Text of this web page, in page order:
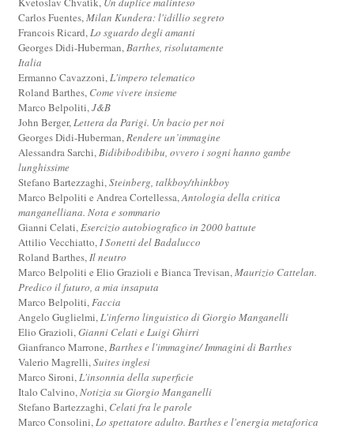
Carlos Fuentes,Milan Kundera: l'idillio segreto
Francois Ricard,Lo sguardo degli amanti
Georges Didi-Huberman,Barthes, risolutamente
Italia
Ermanno Cavazzoni,L'impero telematico
Roland Barthes, Come vivere insieme
Marco Belpoliti,J&B
John Berger,Lettera da Parigi. Un bacio per noi
Georges Didi-Huberman,Rendere un’immagine
Alessandra Sarchi,Bidibibodibibu, ovvero i sogni hanno gambe
lunghissime
Stefano Bartezzaghi,Steinberg, talkboy/thinkboy
Marco Belpoliti e Andrea Cortellessa,Antologia della critica
manganelliana. Nota e sommario
Gianni Celati,Esercizio autobiografico in 2000 battute
Attilio Vecchiatto,I Sonetti del Badalucco
Roland Barthes,Il neutro
Marco Belpoliti e Elio Grazioli e Bianca Trevisan,Maurizio Cattelan.
Predico il futuro, a mia insaputa
Marco Belpoliti,Faccia
Angelo Guglielmi,L'inferno linguistico di Giorgio Manganelli
Elio Grazioli,Gianni Celati e Luigi Ghirri
Gianfranco Marrone,Barthes e l'immagine/ Immagini di Barthes
Valerio Magrelli,Suites inglesi
Marco Sironi,L'insonnia della superficie
Italo Calvino,Notizia su Giorgio Manganelli
Stefano Bartezzaghi, Celati fra le parole
Marco Consolini,Lo spettatore adulto. Barthes e l'energia metaforica